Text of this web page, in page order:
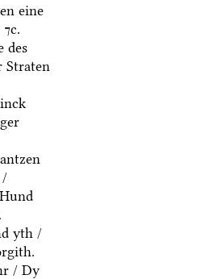
eine
des
Straten
/
yth /
/ Dy